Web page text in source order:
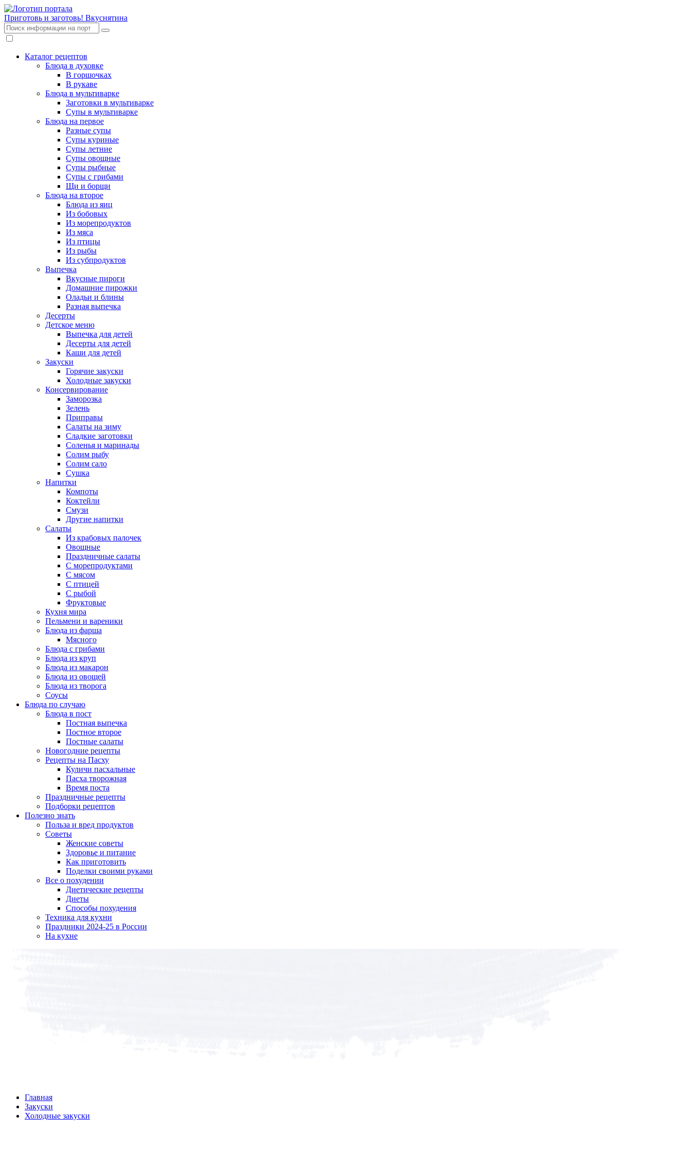
Приготовь и заготовь! Вкуснятина
Каталог рецептов
Блюда в духовке
В горшочках
В рукаве
Блюда в мультиварке
Заготовки в мультиварке
Супы в мультиварке
Блюда на первое
Разные супы
Супы куриные
Супы летние
Супы овощные
Супы рыбные
Супы с грибами
Щи и борщи
Блюда на второе
Блюда из яиц
Из бобовых
Из морепродуктов
Из мяса
Из птицы
Из рыбы
Из субпродуктов
Выпечка
Вкусные пироги
Домашние пирожки
Оладьи и блины
Разная выпечка
Десерты
Детское меню
Выпечка для детей
Десерты для детей
Каши для детей
Закуски
Горячие закуски
Холодные закуски
Консервирование
Заморозка
Зелень
Приправы
Салаты на зиму
Сладкие заготовки
Соленья и маринады
Солим рыбу
Солим сало
Сушка
Напитки
Компоты
Коктейли
Смузи
Другие напитки
Салаты
Из крабовых палочек
Овощные
Праздничные салаты
С морепродуктами
С мясом
С птицей
С рыбой
Фруктовые
Кухня мира
Пельмени и вареники
Блюда из фарша
Мясного
Блюда с грибами
Блюда из круп
Блюда из макарон
Блюда из овощей
Блюда из творога
Соусы
Блюда по случаю
Блюда в пост
Постная выпечка
Постное второе
Постные салаты
Новогодние рецепты
Рецепты на Пасху
Куличи пасхальные
Пасха творожная
Время поста
Праздничные рецепты
Подборки рецептов
Полезно знать
Польза и вред продуктов
Советы
Женские советы
Здоровье и питание
Как приготовить
Поделки своими руками
Все о похудении
Диетические рецепты
Диеты
Способы похудения
Техника для кухни
Праздники 2024-25 в России
На кухне
Главная
Закуски
Холодные закуски